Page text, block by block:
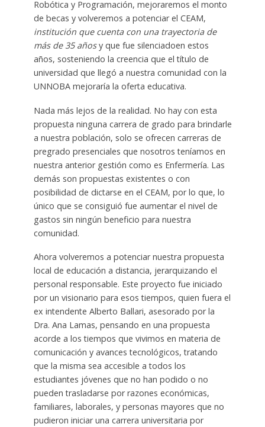
Robótica y Programación, mejoraremos el monto
de becas y volveremos a potenciar el CEAM,
institución que cuenta con una trayectoria de
más de 35 añosy que fue silenciadoen estos
años, sosteniendo la creencia que el título de
universidad que llegó a nuestra comunidad con la
UNNOBA mejoraría la oferta educativa.
Nada más lejos de la realidad. No hay con esta
propuesta ninguna carrera de grado para brindarle
a nuestra población, solo se ofrecen carreras de
pregrado presenciales que nosotros teníamos en
nuestra anterior gestión como es Enfermería. Las
demás son propuestas existentes o con
posibilidad de dictarse en el CEAM, por lo que, lo
único que se consiguió fue aumentar el nivel de
gastos sin ningún beneficio para nuestra
comunidad.
Ahora volveremos a potenciar nuestra propuesta
local de educación a distancia, jerarquizando el
personal responsable. Este proyecto fue iniciado
por un visionario para esos tiempos, quien fuera el
ex intendente Alberto Ballari, asesorado por la
Dra. Ana Lamas, pensando en una propuesta
acorde a los tiempos que vivimos en materia de
comunicación y avances tecnológicos, tratando
que la misma sea accesible a todos los
estudiantes jóvenes que no han podido o no
pueden trasladarse por razones económicas,
familiares, laborales, y personas mayores que no
pudieron iniciar una carrera universitaria por